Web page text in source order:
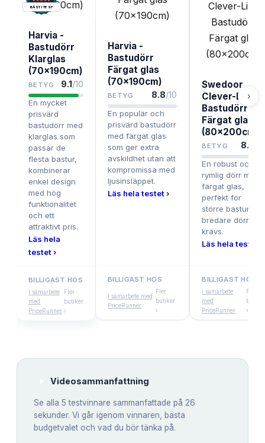
BÄST I TEST
Harvia -
Bastudörr
Klarglas
(70x190cm)
BETYG 9.1/10
En mycket
prisvärd
bastudörr med
klarglas som
passar de
flesta bastur,
kombinerar
enkel design
med hög
funktionalitet
och ett
attraktivt pris.
Läs hela
testet ›
BILLIGAST HOS
i samarbete
med
PriceRunner
Fler
butiker
›
Harvia -
Bastudörr
Färgat glas
(70x190cm)
BETYG 8.8/10
En populär och
prisvärd bastudörr
med färgat glas
som ger extra
avskildhet utan att
kompromissa med
ljusinsläppet.
Läs hela testet ›
BILLIGAST HOS
i samarbete med
PriceRunner
Fler
butiker
›
Swedoor
Clever-Line
Bastudörr
Färgat glas
(80x200cm)
BETYG 8.5
En robust och
rymlig dörr med
färgat glas,
perfekt för
större bastur där
bredare dörr
krävs.
Läs hela testet ›
BILLIGAST HOS
i samarbete
med
PriceRunner
Fler
butiker
›
›
Videosammanfattning
Se alla 5 testvinnare sammanfattade på 26
sekunder. Vi går igenom vinnaren, bästa
budgetvalet och vad du bör tänka på.